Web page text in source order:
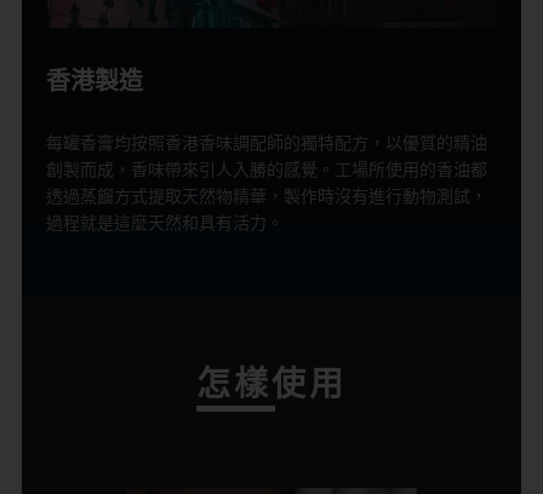
香港製造
每罐香膏均按照香港香味調配師的獨特配方，以優質的精油
創製而成，香味帶來引人入勝的感覺。工場所使用的香油都
透過蒸餾方式提取天然物精華，製作時沒有進行動物測試，
過程就是這麼天然和具有活力。
怎樣使用